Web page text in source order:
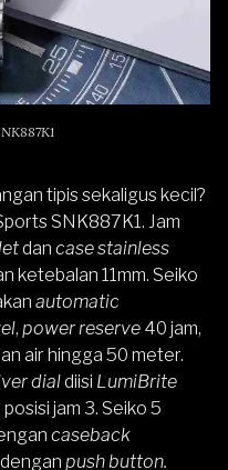
tipis sekaligus kecil?
SNK887K1. Jam
dan case stainless
ketebalan 11mm. Seiko
automatic
, power reserve 40 jam,
air hingga 50 meter.
dialdiisi LumiBrite
jam 3. Seiko 5
caseback
dengan push button.